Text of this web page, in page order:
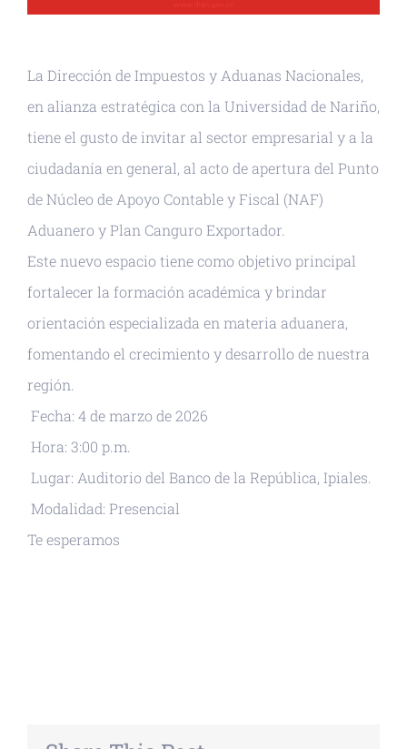
La Dirección de Impuestos y Aduanas Nacionales,
en alianza estratégica con la Universidad de Nariño,
tiene el gusto de invitar al sector empresarial y a la
ciudadanía en general, al acto de apertura del Punto
de Núcleo de Apoyo Contable y Fiscal (NAF)
Aduanero y Plan Canguro Exportador.
Este nuevo espacio tiene como objetivo principal
fortalecer la formación académica y brindar
orientación especializada en materia aduanera,
fomentando el crecimiento y desarrollo de nuestra
región.
Fecha: 4 de marzo de 2026
Hora: 3:00 p.m.
Lugar: Auditorio del Banco de la República, Ipiales.
Modalidad: Presencial
Te esperamos